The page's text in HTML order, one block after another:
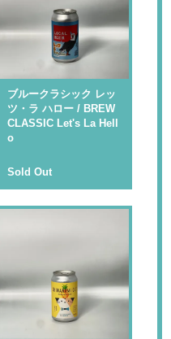
ブルークラシック レッ
ツ・ラ ハロー / BREW
CLASSIC Let's La Hell
o
Sold Out